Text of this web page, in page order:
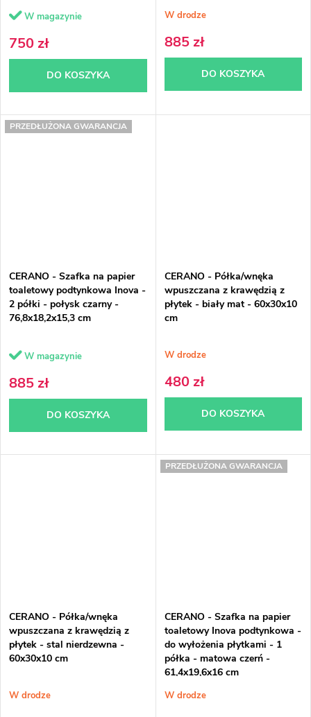
W magazynie
750 zł
DO KOSZYKA
W drodze
885 zł
DO KOSZYKA
PRZEDŁUŻONA GWARANCJA
CERANO - Szafka na papier
toaletowy podtynkowa Inova -
2 półki - połysk czarny -
76,8x18,2x15,3 cm
W magazynie
885 zł
DO KOSZYKA
CERANO - Półka/wnęka
wpuszczana z krawędzią z
płytek - biały mat - 60x30x10
cm
W drodze
480 zł
DO KOSZYKA
CERANO - Półka/wnęka
wpuszczana z krawędzią z
płytek - stal nierdzewna -
60x30x10 cm
W drodze
PRZEDŁUŻONA GWARANCJA
CERANO - Szafka na papier
toaletowy Inova podtynkowa -
do wyłożenia płytkami - 1
półka - matowa czerń -
61,4x19,6x16 cm
W drodze